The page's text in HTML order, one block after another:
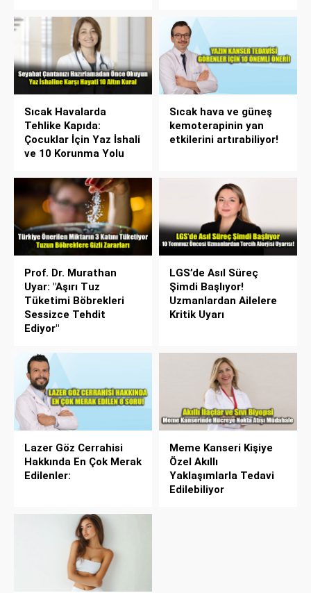
Sıcak Havalarda
Tehlike Kapıda:
Çocuklar İçin Yaz İshali
ve 10 Korunma Yolu
Sıcak hava ve güneş
kemoterapinin yan
etkilerini artırabiliyor!
Prof. Dr. Murathan
Uyar: "Aşırı Tuz
Tüketimi Böbrekleri
Sessizce Tehdit
Ediyor"
LGS’de Asıl Süreç
Şimdi Başlıyor!
Uzmanlardan Ailelere
Kritik Uyarı
Lazer Göz Cerrahisi
Hakkında En Çok Merak
Edilenler:
Meme Kanseri Kişiye
Özel Akıllı
Yaklaşımlarla Tedavi
Edilebiliyor